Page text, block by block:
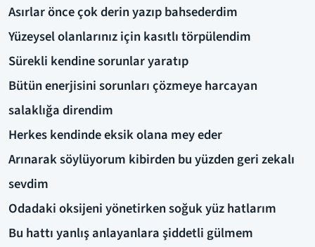
Asırlar önce çok derin yazıp bahsederdim
Yüzeysel olanlarınız için kasıtlı törpülendim
Sürekli kendine sorunlar yaratıp
Bütün enerjisini sorunları çözmeye harcayan
salaklığa direndim
Herkes kendinde eksik olana mey eder
Arınarak söylüyorum kibirden bu yüzden geri zekalı
sevdim
Odadaki oksijeni yönetirken soğuk yüz hatlarım
Bu hattı yanlış anlayanlara şiddetli gülmem